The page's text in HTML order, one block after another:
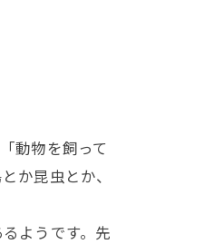
動物を飼って
か昆虫とか、
ようです。先